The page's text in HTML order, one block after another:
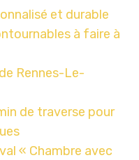
et durable
à faire à
Rennes-Le-
de traverse pour
« Chambre avec